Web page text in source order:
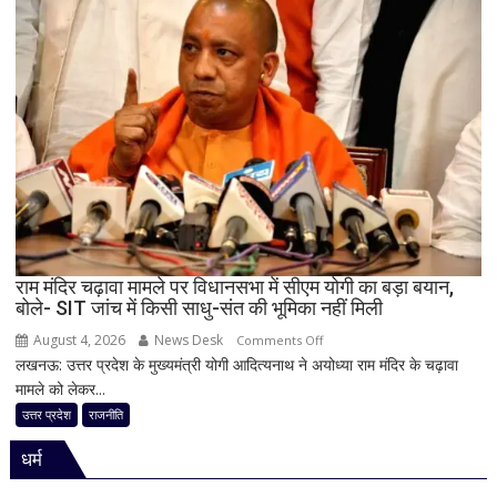
का
बड़ा
दांव,
यूपी
में
पूरी
सहप्रभारी
टीम
बदली,
नई
जिम्मेदारियां
घोषित
राम मंदिर चढ़ावा मामले पर विधानसभा में सीएम योगी का बड़ा बयान,
बोले- SIT जांच में किसी साधु-संत की भूमिका नहीं मिली
August 4, 2026 News Desk Comments Offon
राम
लखनऊ: उत्तर प्रदेश के मुख्यमंत्री योगी आदित्यनाथ ने अयोध्या राम मंदिर के चढ़ावा
मामले को लेकर...
उत्तर प्रदेश राजनीति
धर्म